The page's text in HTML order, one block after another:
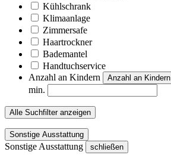
Kühlschrank
Klimaanlage
Zimmersafe
Haartrockner
Bademantel
Handtuchservice
Anzahl an Kindern
Anzahl an Kindern
min.
Alle Suchfilter anzeigen
Sonstige Ausstattung
Sonstige Ausstattung schließen